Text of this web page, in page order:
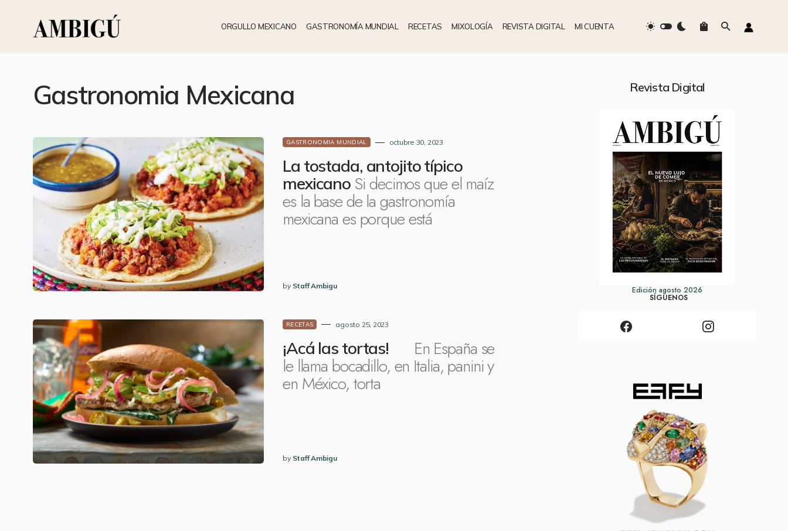
ORGULLO MEXICANO GASTRONOMÍA MUNDIAL RECETAS MIXOLOGÍA REVISTA DIGITAL MI CUENTA
Gastronomia Mexicana
GASTRONOMIA MUNDIAL octubre 30, 2023
La tostada, antojito típico
mexicano Si decimos que el maíz
es la base de la gastronomía
mexicana es porque está
by Staff Ambigu
RECETAS agosto 25, 2023
¡Acá las tortas! En España se
le llama bocadillo, en Italia, panini y
en México, torta
by Staff Ambigu
Revista Digital
Edición agosto 2026
SÍGUENOS